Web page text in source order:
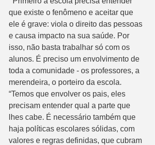
que existe o fenômeno e aceitar que
ele é grave: viola o direito das pessoas
e causa impacto na sua saúde. Por
isso, não basta trabalhar só com os
alunos. É preciso um envolvimento de
toda a comunidade - os professores, a
merendeira, o porteiro da escola.
“Temos que envolver os pais, eles
precisam entender qual a parte que
lhes cabe. É necessário também que
haja políticas escolares sólidas, com
valores e regras definidas, que cubram